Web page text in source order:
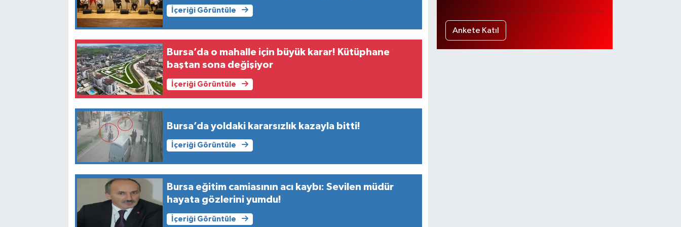
İçeriği Görüntüle
Bursa’da o mahalle için büyük karar! Kütüphane
baştan sona değişiyor
İçeriği Görüntüle
Bursa’da yoldaki kararsızlık kazayla bitti!
İçeriği Görüntüle
Bursa eğitim camiasının acı kaybı: Sevilen müdür
hayata gözlerini yumdu!
İçeriği Görüntüle
Ankete Katıl